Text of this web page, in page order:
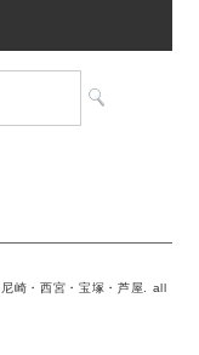
崎・西宮・宝塚・芦屋. all